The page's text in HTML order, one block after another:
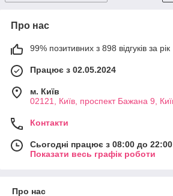
Про нас
99% позитивних з 898 відгуків за рік
Працює з 02.05.2024
м. Київ
02121, Київ, проспект Бажана 9,
Контакти
Сьогодні працює з 08:00 до 22:00
Показати весь графік роботи
Про нас